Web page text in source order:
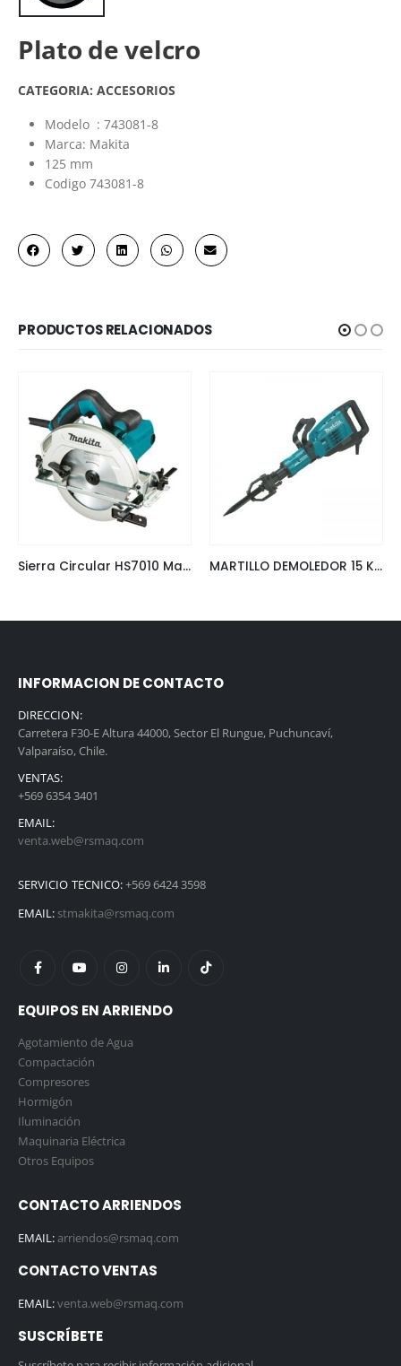
Plato de velcro
CATEGORIA: ACCESORIOS
Modelo : 743081-8
Marca: Makita
125 mm
Codigo 743081-8
PRODUCTOS RELACIONADOS
Sierra Circular HS7010 Makita 7 1/4″ 1.600W MARTILLO DEMOLEDOR 15 KG MAKITA HM1307C
INFORMACION DE CONTACTO
DIRECCION:
Carretera F30-E Altura 44000, Sector El Rungue, Puchuncaví,
Valparaíso, Chile.
VENTAS:
+569 6354 3401
EMAIL:
venta.web@rsmaq.com
SERVICIO TECNICO:+569 6424 3598
EMAIL: stmakita@rsmaq.com
EQUIPOS EN ARRIENDO
Agotamiento de Agua
Compactación
Compresores
Hormigón
Iluminación
Maquinaria Eléctrica
Otros Equipos
CONTACTO ARRIENDOS
EMAIL:arriendos@rsmaq.com
CONTACTO VENTAS
EMAIL:venta.web@rsmaq.com
SUSCRÍBETE